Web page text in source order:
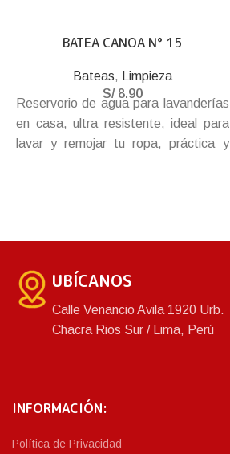
BATEA CANOA N° 15
Bateas,
Limpieza
S/8.90
Reservorio de agua para lavanderías
en casa, ultra resistente, ideal para
lavar y remojar tu ropa, práctica y
UBÍCANOS
Calle Venancio Avila 1920 Urb.
Chacra Rios Sur / Lima, Perú
INFORMACIÓN:
Política de Privacidad